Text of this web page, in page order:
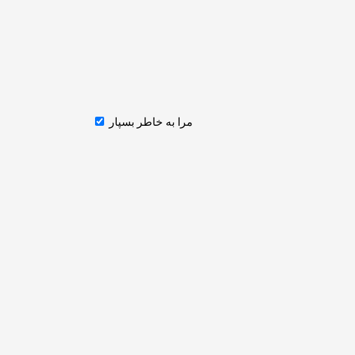
مرا به خاطر بسپار